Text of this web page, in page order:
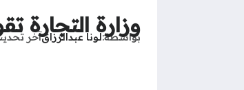
وزارة التجارة تقوم
بواسطة لونا عبدالرزاقآخر